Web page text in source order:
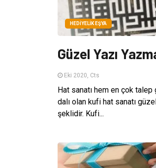
HEDIYELIK EŞYA
Güzel Yazı
Eki 2020, Cts
Hat sanatı hem en çok
dalı olan kufi hat sanatı
şeklidir. Kufi...